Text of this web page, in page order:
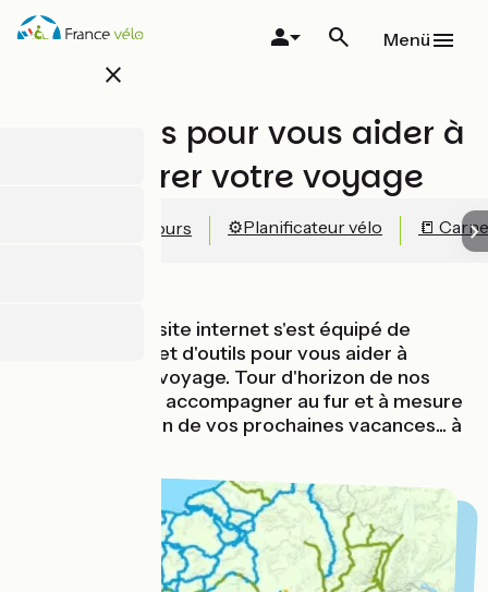
Direkt
zum
close
Menü
Nos outils pour vous aider à
préparer votre voyage
🔍 Carte des parcours ⚙️Planificateur vélo 📒
Notre nouveau site internet s'est équipé de
fonctionnalités et d'outils pour vous aider à
préparer votre voyage. Tour d'horizon de nos
outils pour vous accompagner au fur et à mesure
de la préparation de vos prochaines vacances... à